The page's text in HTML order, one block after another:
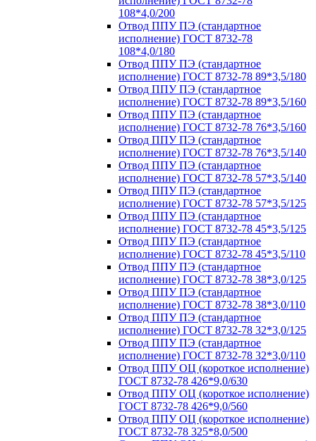
108*4,0/200
Отвод ППУ ПЭ (стандартное
исполнение) ГОСТ 8732-78
108*4,0/180
Отвод ППУ ПЭ (стандартное
исполнение) ГОСТ 8732-78 89*3,5/180
Отвод ППУ ПЭ (стандартное
исполнение) ГОСТ 8732-78 89*3,5/160
Отвод ППУ ПЭ (стандартное
исполнение) ГОСТ 8732-78 76*3,5/160
Отвод ППУ ПЭ (стандартное
исполнение) ГОСТ 8732-78 76*3,5/140
Отвод ППУ ПЭ (стандартное
исполнение) ГОСТ 8732-78 57*3,5/140
Отвод ППУ ПЭ (стандартное
исполнение) ГОСТ 8732-78 57*3,5/125
Отвод ППУ ПЭ (стандартное
исполнение) ГОСТ 8732-78 45*3,5/125
Отвод ППУ ПЭ (стандартное
исполнение) ГОСТ 8732-78 45*3,5/110
Отвод ППУ ПЭ (стандартное
исполнение) ГОСТ 8732-78 38*3,0/125
Отвод ППУ ПЭ (стандартное
исполнение) ГОСТ 8732-78 38*3,0/110
Отвод ППУ ПЭ (стандартное
исполнение) ГОСТ 8732-78 32*3,0/125
Отвод ППУ ПЭ (стандартное
исполнение) ГОСТ 8732-78 32*3,0/110
Отвод ППУ ОЦ (короткое исполнение)
ГОСТ 8732-78 426*9,0/630
Отвод ППУ ОЦ (короткое исполнение)
ГОСТ 8732-78 426*9,0/560
Отвод ППУ ОЦ (короткое исполнение)
ГОСТ 8732-78 325*8,0/500